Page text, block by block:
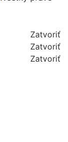
Zatvoriť
Zatvoriť
Zatvoriť